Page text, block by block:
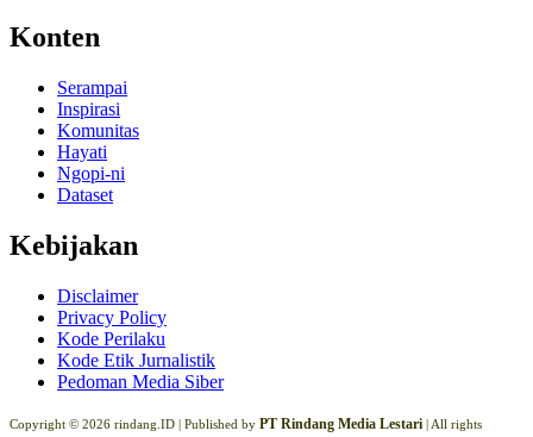
Konten
Serampai
Inspirasi
Komunitas
Hayati
Ngopi-ni
Dataset
Kebijakan
Disclaimer
Privacy Policy
Kode Perilaku
Kode Etik Jurnalistik
Pedoman Media Siber
Copyright © 2026 rindang.ID | Published by PT Rindang Media Lestari | All rights